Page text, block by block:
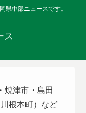
県中部ニュースです。
ス
焼津市・島田
根本町）など